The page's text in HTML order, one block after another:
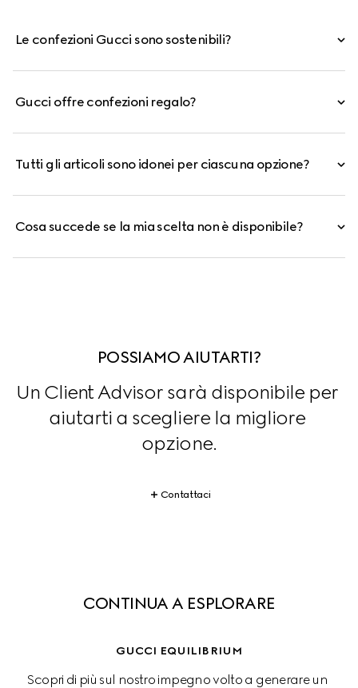
Le confezioni Gucci sono sostenibili?
Gucci offre confezioni regalo?
Tutti gli articoli sono idonei per ciascuna opzione?
Cosa succede se la mia scelta non è disponibile?
POSSIAMO AIUTARTI?
Un Client Advisor sarà disponibile per
aiutarti a scegliere la migliore
opzione.
Contattaci
CONTINUA A ESPLORARE
GUCCI EQUILIBRIUM
Scopri di più sul nostro impegno volto a generare un